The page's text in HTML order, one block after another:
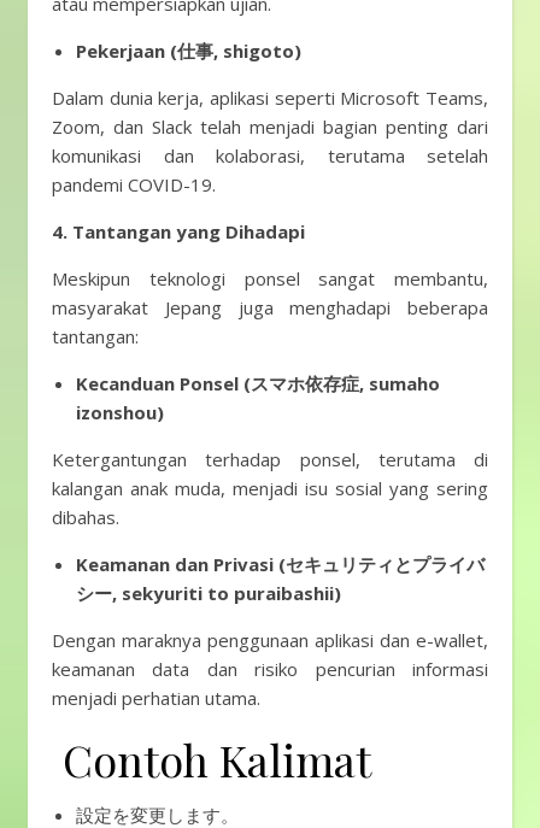
Pekerjaan (仕事, shigoto)
Dalam dunia kerja, aplikasi seperti Microsoft Teams,
Zoom, dan Slack telah menjadi bagian penting dari
komunikasi dan kolaborasi, terutama setelah
pandemi COVID-19.
4. Tantangan yang Dihadapi
Meskipun teknologi ponsel sangat membantu,
masyarakat Jepang juga menghadapi beberapa
tantangan:
Kecanduan Ponsel (スマホ依存症, sumaho
izonshou)
Ketergantungan terhadap ponsel, terutama di
kalangan anak muda, menjadi isu sosial yang sering
dibahas.
Keamanan dan Privasi (セキュリティとプライバ
シー, sekyuriti to puraibashii)
Dengan maraknya penggunaan aplikasi dan e-wallet,
keamanan data dan risiko pencurian informasi
menjadi perhatian utama.
Contoh Kalimat
設定を変更します。